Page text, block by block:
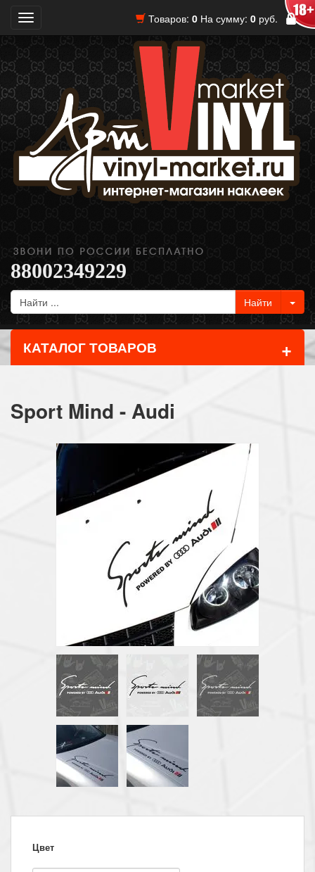
Товаров: 0 На сумму: 0 руб.
Toggle
navigation
88002349229
КАТАЛОГ ТОВАРОВ +
Sport Mind - Audi
Цвет